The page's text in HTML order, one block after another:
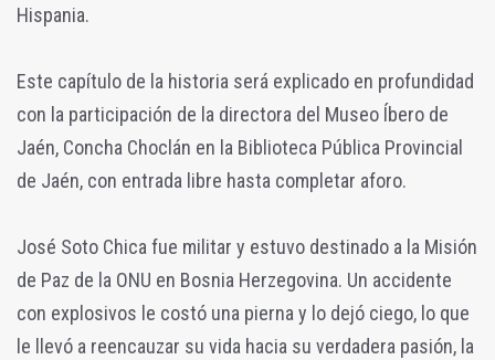
Hispania.
Este capítulo de la historia será explicado en profundidad
con la participación de la directora del Museo Íbero de
Jaén, Concha Choclán en la Biblioteca Pública Provincial
de Jaén, con entrada libre hasta completar aforo.
José Soto Chica fue militar y estuvo destinado a la Misión
de Paz de la ONU en Bosnia Herzegovina. Un accidente
con explosivos le costó una pierna y lo dejó ciego, lo que
le llevó a reencauzar su vida hacia su verdadera pasión, la